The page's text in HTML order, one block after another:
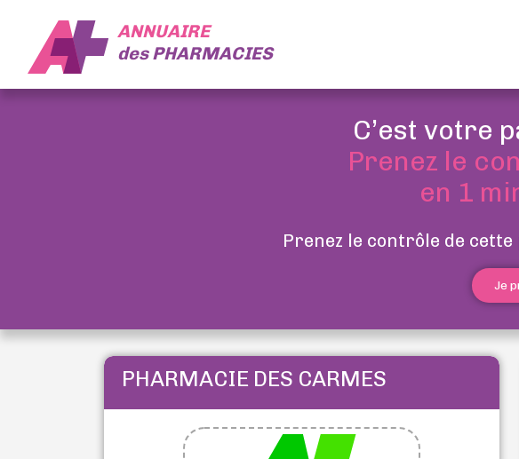
ANNUAIRE
desPHARMACIES
C’est votre
Prenez le
en 1
Prenez le contrôle de
Je
PHARMACIE DES CARMES